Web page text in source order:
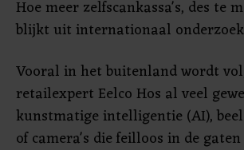
Hoe meer zelfscankassa's, des te
blijkt uit internationaal
Vooral in het buitenland wordt
retailexpert Eelco Hos al veel
kunstmatige intelligentie (AI),
of camera's die feilloos in de